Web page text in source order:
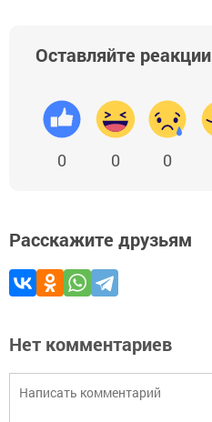
Оставляйте реакции
0 0 0
Расскажите друзьям
Нет комментариев